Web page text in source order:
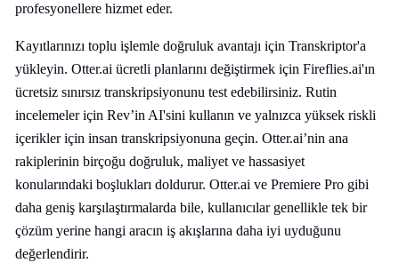
profesyonellere hizmet eder.
Kayıtlarınızı toplu işlemle doğruluk avantajı için Transkriptor'a
yükleyin. Otter.ai ücretli planlarını değiştirmek için Fireflies.ai'ın
ücretsiz sınırsız transkripsiyonunu test edebilirsiniz. Rutin
incelemeler için Rev’in AI'sini kullanın ve yalnızca yüksek riskli
içerikler için insan transkripsiyonuna geçin. Otter.ai’nin ana
rakiplerinin birçoğu doğruluk, maliyet ve hassasiyet
konularındaki boşlukları doldurur. Otter.ai ve Premiere Pro gibi
daha geniş karşılaştırmalarda bile, kullanıcılar genellikle tek bir
çözüm yerine hangi aracın iş akışlarına daha iyi uyduğunu
değerlendirir.